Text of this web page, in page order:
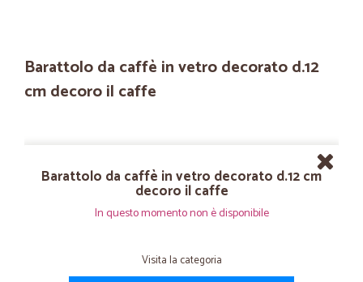
Barattolo da caffè in vetro decorato d.12
cm decoro il caffe
Barattolo da caffè in vetro decorato d.12 cm
decoro il caffe
In questo momento non è disponibile
Visita la categoria